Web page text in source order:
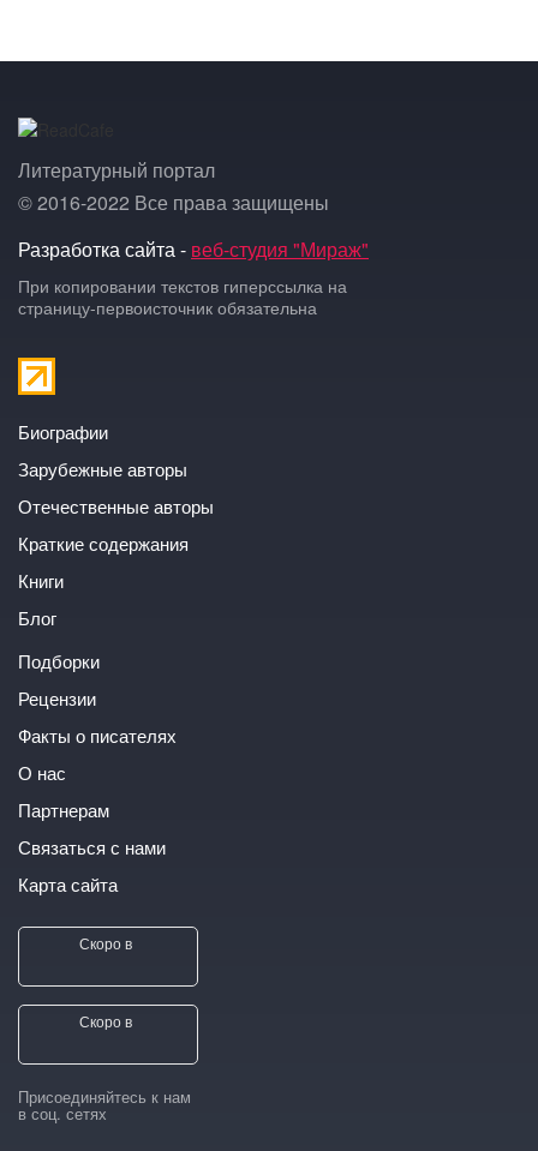
Литературный портал
© 2016-2022 Все права защищены
Разработка сайта - веб-студия "Мираж"
При копировании текстов гиперссылка на
страницу-первоисточник обязательна
Биографии
Зарубежные авторы
Отечественные авторы
Краткие содержания
Книги
Блог
Подборки
Рецензии
Факты о писателях
О нас
Партнерам
Связаться с нами
Карта сайта
Скоро в
Скоро в
Присоединяйтесь к нам
в соц. сетях